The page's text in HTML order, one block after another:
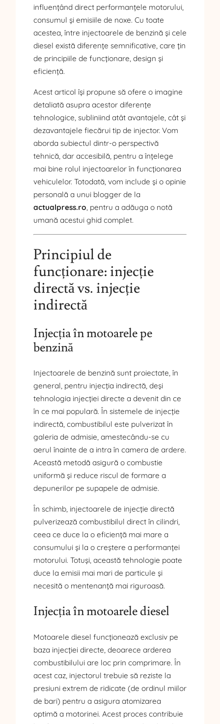
influențând direct performanțele motorului,
consumul și emisiile de noxe. Cu toate
acestea, între injectoarele de benzină și cele
diesel există diferențe semnificative, care țin
de principiile de funcționare, design și
eficiență.
Acest articol își propune să ofere o imagine
detaliată asupra acestor diferențe
tehnologice, subliniind atât avantajele, cât și
dezavantajele fiecărui tip de injector. Vom
aborda subiectul dintr-o perspectivă
tehnică, dar accesibilă, pentru a înțelege
mai bine rolul injectoarelor în funcționarea
vehiculelor. Totodată, vom include și o opinie
personală a unui blogger de la
actualpress.ro , pentru a adăuga o notă
umană acestui ghid complet.
Principiul de
funcționare: injecție
directă vs. injecție
indirectă
Injecția în motoarele pe
benzină
Injectoarele de benzină sunt proiectate, în
general, pentru injecția indirectă, deși
tehnologia injecției directe a devenit din ce
în ce mai populară. În sistemele de injecție
indirectă, combustibilul este pulverizat în
galeria de admisie, amestecându-se cu
aerul înainte de a intra în camera de ardere.
Această metodă asigură o combustie
uniformă și reduce riscul de formare a
depunerilor pe supapele de admisie.
În schimb, injectoarele de injecție directă
pulverizează combustibilul direct în cilindri,
ceea ce duce la o eficiență mai mare a
consumului și la o creștere a performanței
motorului. Totuși, această tehnologie poate
duce la emisii mai mari de particule și
necesită o mentenanță mai riguroasă.
Injecția în motoarele diesel
Motoarele diesel funcționează exclusiv pe
baza injecției directe, deoarece arderea
combustibilului are loc prin comprimare. În
acest caz, injectorul trebuie să reziste la
presiuni extrem de ridicate (de ordinul miilor
de bari) pentru a asigura atomizarea
optimă a motorinei. Acest proces contribuie